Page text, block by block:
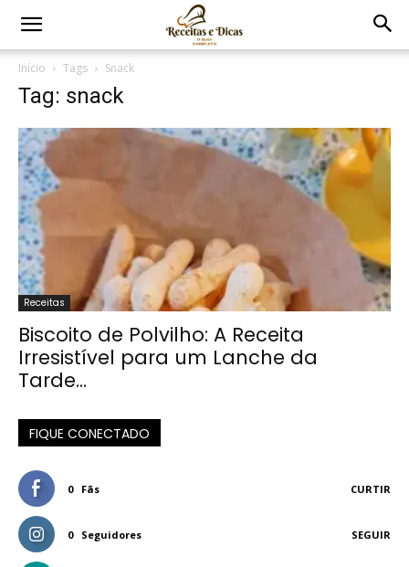
Início Tags Snack
Tag: snack
Receitas
Biscoito de Polvilho: A Receita
Irresistível para um Lanche da
Tarde...
FIQUE CONECTADO
0 Fãs CURTIR
0 Seguidores SEGUIR